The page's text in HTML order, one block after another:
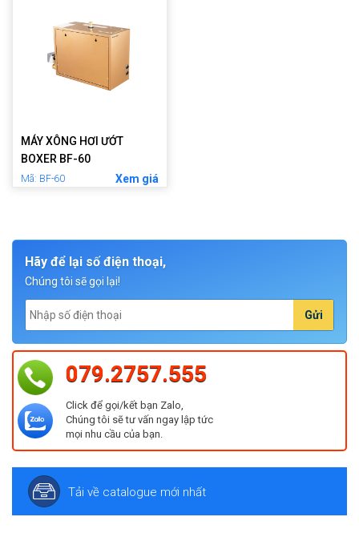
MÁY XÔNG HƠI ƯỚT
BOXER BF-60
Mã: BF-60 Xem giá
Hãy để lại số điện thoại,
Chúng tôi sẽ gọi lại!
Gửi
079.2757.555
Click để gọi/kết bạn Zalo,
Chúng tôi sẽ tư vấn ngay lập tức
mọi nhu cầu của bạn.
Tải về catalogue mới nhất